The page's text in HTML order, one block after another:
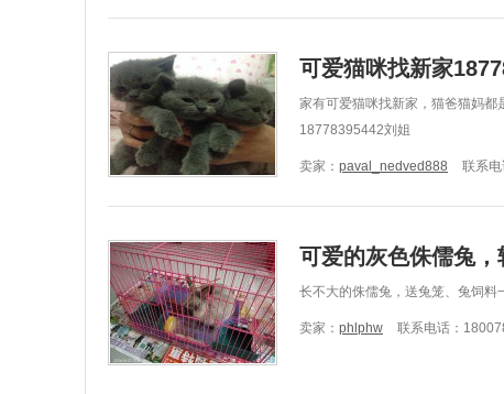
可爱猫咪找新家
家有可爱猫咪找新家，猫爸猫妈
18778395442刘姐
卖家： paval_nedved888 联系
可爱的灰色侏儒兔，
长不大的侏儒兔，送兔笼、兔饲料
卖家： phlphw 联系电话：